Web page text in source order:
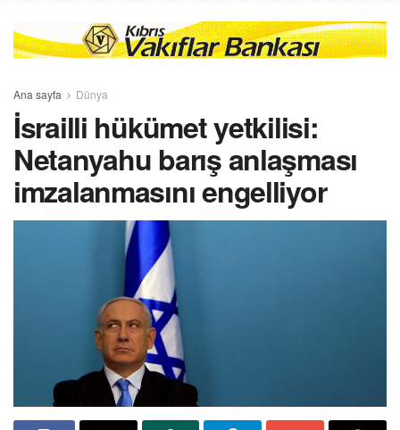
Ana sayfa Dünya
İsrailli hükümet yetkilisi:
Netanyahu barış anlaşması
imzalanmasını engelliyor